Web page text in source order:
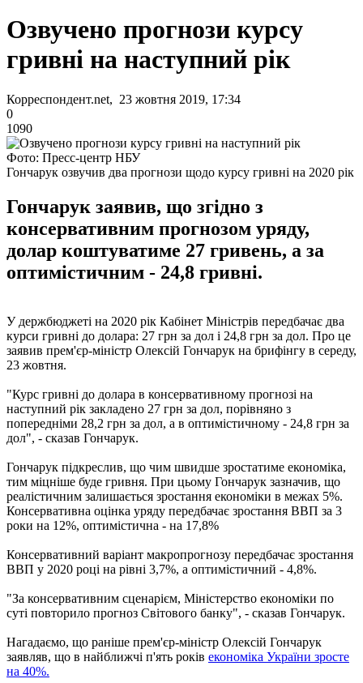
Озвучено прогнози курсу
гривні на наступний рік
Корреспондент.net, 23 жовтня 2019, 17:34
0
1090
Фото: Пресс-центр НБУ
Гончарук озвучив два прогнози щодо курсу гривні на 2020 рік
Гончарук заявив, що згідно з
консервативним прогнозом уряду,
долар коштуватиме 27 гривень, а за
оптимістичним - 24,8 гривні.
У держбюджеті на 2020 рік Кабінет Міністрів передбачає два
курси гривні до долара: 27 грн за дол і 24,8 грн за дол. Про це
заявив прем'єр-міністр Олексій Гончарук на брифінгу в середу,
23 жовтня.
"Курс гривні до долара в консервативному прогнозі на
наступний рік закладено 27 грн за дол, порівняно з
попередніми 28,2 грн за дол, а в оптимістичному - 24,8 грн за
дол", - сказав Гончарук.
Гончарук підкреслив, що чим швидше зростатиме економіка,
тим міцніше буде гривня. При цьому Гончарук зазначив, що
реалістичним залишається зростання економіки в межах 5%.
Консервативна оцінка уряду передбачає зростання ВВП за 3
роки на 12%, оптимістична - на 17,8%
Консервативний варіант макропрогнозу передбачає зростання
ВВП у 2020 році на рівні 3,7%, а оптимістичний - 4,8%.
"За консервативним сценарієм, Міністерство економіки по
суті повторило прогноз Світового банку", - сказав Гончарук.
Нагадаємо, що раніше прем'єр-міністр Олексій Гончарук
заявляв, що в найближчі п'ять років економіка України зросте
на 40%.